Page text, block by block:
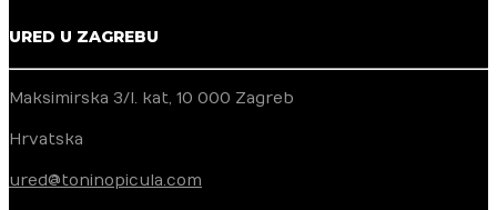
URED U ZAGREBU
Maksimirska 3/I. kat, 10 000 Zagreb
Hrvatska
ured@toninopicula.com